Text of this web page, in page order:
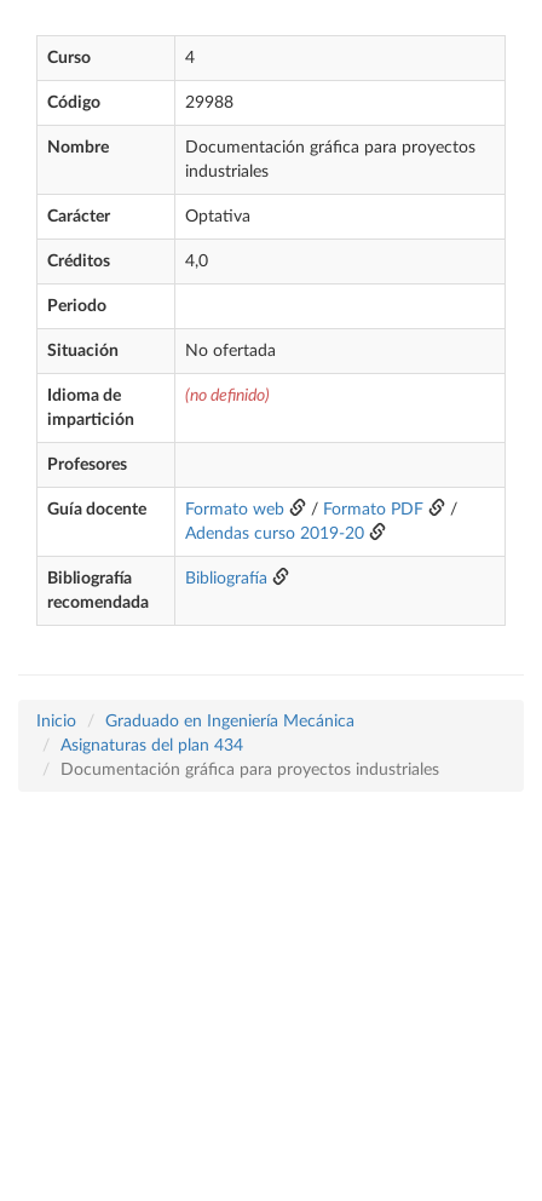
Curso 4
Código 29988
Nombre
Documentación gráfica para proyectos
industriales
Carácter Optativa
Créditos 4,0
Periodo
Situación No ofertada
Idioma de
impartición
(no definido)
Profesores
Guía docente Formato web / Formato PDF
/
Adendas curso 2019-20
Bibliografía
recomendada
Bibliografía
Inicio
Graduado en Ingeniería Mecánica
Asignaturas del plan 434
Documentación gráfica para proyectos industriales